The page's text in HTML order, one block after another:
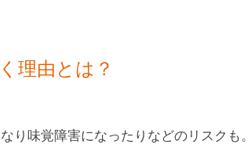
理由とは？
り味覚障害になったりなどのリスクも。